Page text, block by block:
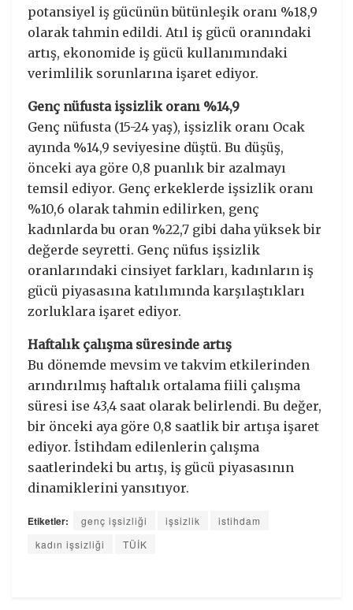
potansiyel iş gücünün bütünleşik oranı %18,9
olarak tahmin edildi. Atıl iş gücü oranındaki
artış, ekonomide iş gücü kullanımındaki
verimlilik sorunlarına işaret ediyor.
Genç nüfusta işsizlik oranı %14,9
Genç nüfusta (15-24 yaş), işsizlik oranı Ocak
ayında %14,9 seviyesine düştü. Bu düşüş,
önceki aya göre 0,8 puanlık bir azalmayı
temsil ediyor. Genç erkeklerde işsizlik oranı
%10,6 olarak tahmin edilirken, genç
kadınlarda bu oran %22,7 gibi daha yüksek bir
değerde seyretti. Genç nüfus işsizlik
oranlarındaki cinsiyet farkları, kadınların iş
gücü piyasasına katılımında karşılaştıkları
zorluklara işaret ediyor.
Haftalık çalışma süresinde artış
Bu dönemde mevsim ve takvim etkilerinden
arındırılmış haftalık ortalama fiili çalışma
süresi ise 43,4 saat olarak belirlendi. Bu değer,
bir önceki aya göre 0,8 saatlik bir artışa işaret
ediyor. İstihdam edilenlerin çalışma
saatlerindeki bu artış, iş gücü piyasasının
dinamiklerini yansıtıyor.
Etiketler: genç işsizliği işsizlik
istihdam
kadın işsizliği
TÜİK